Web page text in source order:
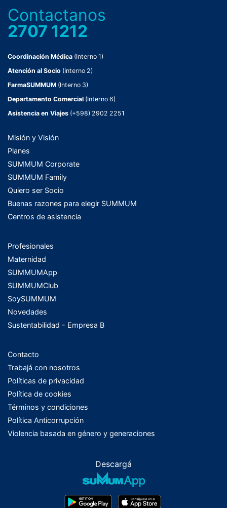
Contactanos
2707 1212
Coordinación Médica (Interno 1)
Atención al Socio (Interno 2)
FarmaSUMMUM (Interno 3)
Departamento Comercial (Interno 6)
Asistencia en Viajes (+598) 2902 2251
Misión y Visión
Planes
SUMMUM Corporate
SUMMUM Family
Quiero ser Socio
Buenas razones para elegir SUMMUM
Centros de asistencia
Profesionales
Maternidad
SUMMUMApp
SUMMUMClub
SoySUMMUM
Novedades
Sustentabilidad - Empresa B
Contacto
Trabajá con nosotros
Políticas de privacidad
Política de cookies
Términos y condiciones
Política Anticorrupción
Violencia basada en género y generaciones
Descargá